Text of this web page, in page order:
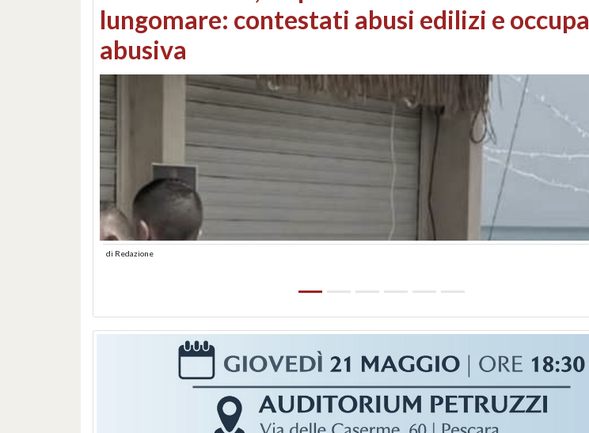
Consorzi di bonifica e danni da maltempo
Redazione